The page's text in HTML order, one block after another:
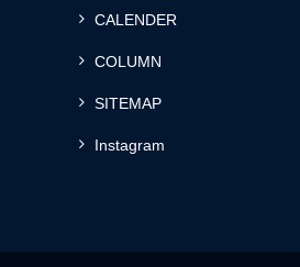
CALENDER
COLUMN
SITEMAP
Instagram